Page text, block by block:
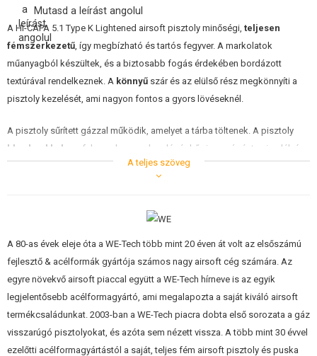
HÍREK
KEDVEZMÉNYEK
Mutasd a leírást angolul
A HI-CAPA 5.1 Type K Lightened airsoft pisztoly minőségi, teljesen
fémszerkezetű, így megbízható és tartós fegyver. A markolatok
műanyagból készültek, és a biztosabb fogás érdekében bordázott
textúrával rendelkeznek. A könnyű szár és az elülső rész megkönnyíti a
pisztoly kezelését, ami nagyon fontos a gyors lövéseknél.
A pisztoly sűrített gázzal működik, amelyet a tárba töltenek. A pisztoly
blowbackkel van felszerelve, amely valósághű visszarúgást szimulál, és
a lövés élményének egy újabb szórakoztató és hiteles dimenzióját adja.
A HopUp a csúszka eltávolítása után állítható be. Ez egy apró fogazott
kerék elforgatásával történik a kamrán. A tenyérzár további biztonságot
nyújt a kezelés során.
Jellemzők pontokban :
Teljesen fémből készült
A teljes szöveg
A 80-as évek eleje óta a WE-Tech több mint 20 éven át volt az elsőszámú
fejlesztő & acélformák gyártója számos nagy airsoft cég számára. Az
egyre növekvő airsoft piaccal együtt a WE-Tech hírneve is az egyik
legjelentősebb acélformagyártó, ami megalapozta a saját kiváló airsoft
termékcsaládunkat. 2003-ban a WE-Tech piacra dobta első sorozata a gáz
visszarúgó pisztolyokat, és azóta sem nézett vissza. A több mint 30 évvel
ezelőtti acélformagyártástól a saját, teljes fém airsoft pisztoly és puska